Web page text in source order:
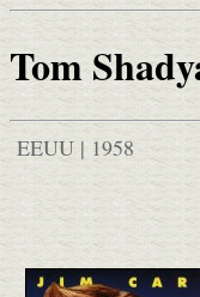
Tom
EEUU | 1958